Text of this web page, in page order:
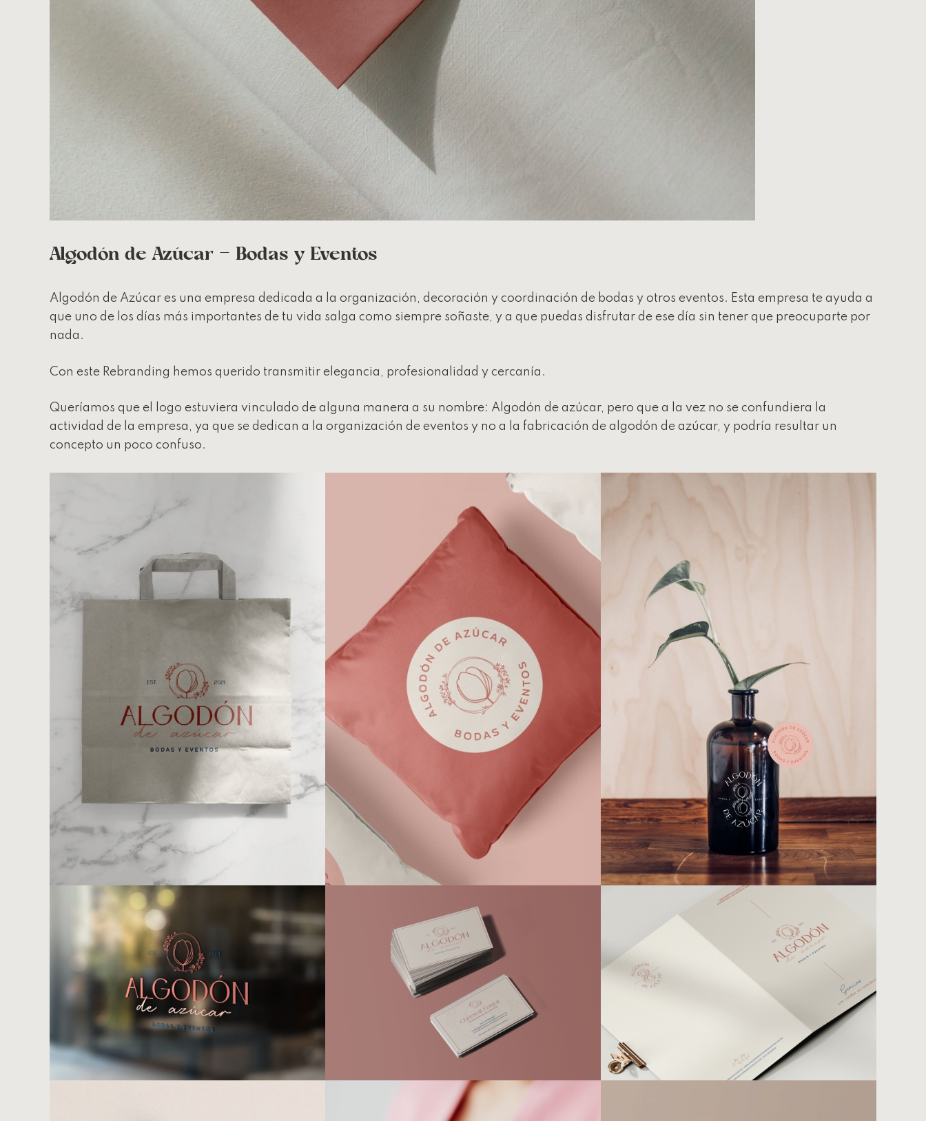
Algodón de Azúcar – Bodas y Eventos
Algodón de Azúcar es una empresa dedicada a la organización, decoración y coordinación de bodas y otros eventos. Esta empresa te ayuda a
que uno de los días más importantes de tu vida salga como siempre soñaste, y a que puedas disfrutar de ese día sin tener que preocuparte por
nada.
Con este Rebranding hemos querido transmitir elegancia, profesionalidad y cercanía.
Queríamos que el logo estuviera vinculado de alguna manera a su nombre: Algodón de azúcar, pero que a la vez no se confundiera la
actividad de la empresa, ya que se dedican a la organización de eventos y no a la fabricación de algodón de azúcar, y podría resultar un
concepto un poco confuso.